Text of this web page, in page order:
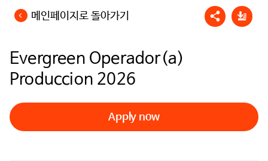
메인페이지로 돌아가기
Evergreen Operador(a)
Produccion 2026
Apply now